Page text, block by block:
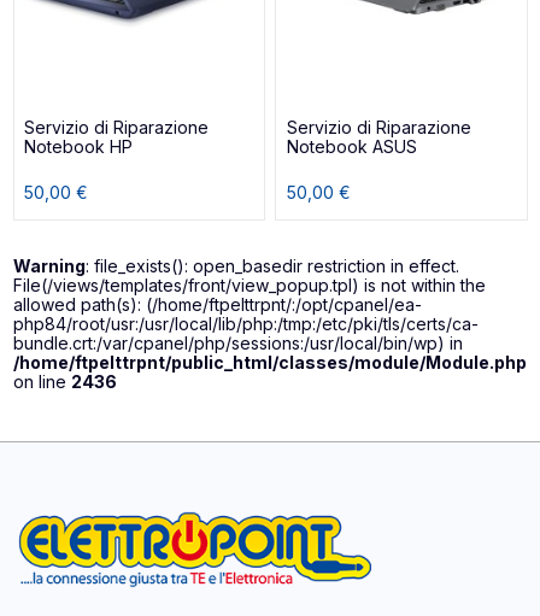
Servizio di Riparazione
Notebook HP
50,00 €
Servizio di Riparazione
Notebook ASUS
50,00 €
Warning: file_exists(): open_basedir restriction in effect.
File(/views/templates/front/view_popup.tpl) is not within the
allowed path(s): (/home/ftpelttrpnt/:/opt/cpanel/ea-
php84/root/usr:/usr/local/lib/php:/tmp:/etc/pki/tls/certs/ca-
bundle.crt:/var/cpanel/php/sessions:/usr/local/bin/wp) in
/home/ftpelttrpnt/public_html/classes/module/Module.php
on line 2436